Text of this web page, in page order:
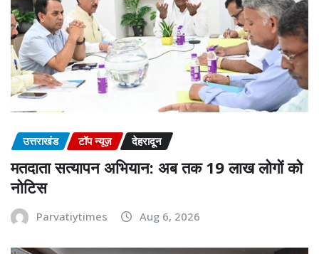
उत्तराखंड टॉप न्यूज़ देहरादून
मतदाता सत्यापन अभियान: अब तक 19 लाख लोगों को
नोटिस
Parvatiytimes Aug 6, 2026